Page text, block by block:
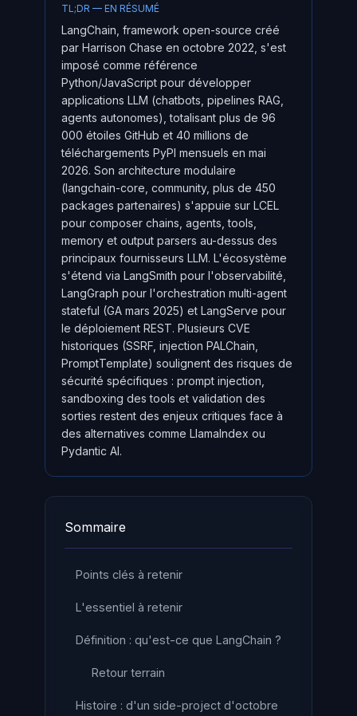
TL;DR — EN RÉSUMÉ
LangChain, framework open-source créé
par Harrison Chase en octobre 2022, s'est
imposé comme référence
Python/JavaScript pour développer
applications LLM (chatbots, pipelines RAG,
agents autonomes), totalisant plus de 96
000 étoiles GitHub et 40 millions de
téléchargements PyPI mensuels en mai
2026. Son architecture modulaire
(langchain-core, community, plus de 450
packages partenaires) s'appuie sur LCEL
pour composer chains, agents, tools,
memory et output parsers au-dessus des
principaux fournisseurs LLM. L'écosystème
s'étend via LangSmith pour l'observabilité,
LangGraph pour l'orchestration multi-agent
stateful (GA mars 2025) et LangServe pour
le déploiement REST. Plusieurs CVE
historiques (SSRF, injection PALChain,
PromptTemplate) soulignent des risques de
sécurité spécifiques : prompt injection,
sandboxing des tools et validation des
sorties restent des enjeux critiques face à
des alternatives comme LlamaIndex ou
Pydantic AI.
Sommaire
Points clés à retenir
L'essentiel à retenir
Définition : qu'est-ce que LangChain ?
Retour terrain
Histoire : d'un side-project d'octobre